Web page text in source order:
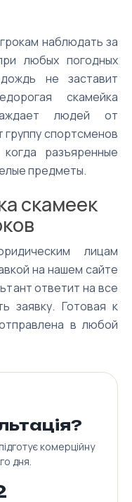
наблюдать за
любых погодных
не заставит
скамейка
людей от
спортсменов
разъяренные
предметы.
скамеек
лицам
на нашем сайте
ответит на все
заявку. Готовая к
в любой
комерційну
дня.